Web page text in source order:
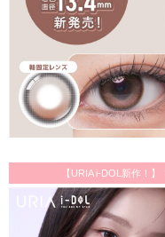
【URIA i-DOL新作！